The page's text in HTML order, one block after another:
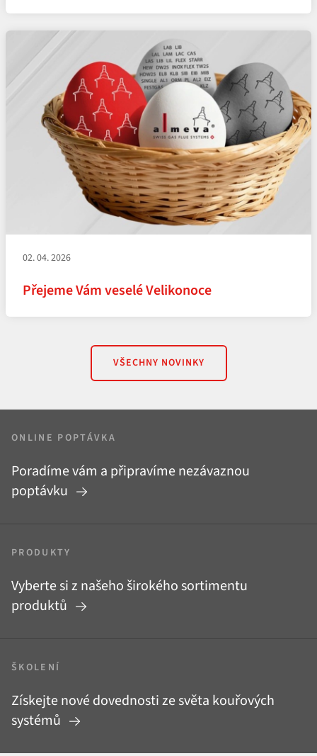
02. 04. 2026
Přejeme Vám veselé Velikonoce
VŠECHNY NOVINKY
ONLINE POPTÁVKA
Poradíme vám a připravíme nezávaznou
poptávku
PRODUKTY
Vyberte si z našeho širokého sortimentu
produktů
ŠKOLENÍ
Získejte nové dovednosti ze světa kouřových
systémů